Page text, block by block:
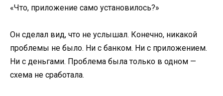
«Что, приложение само установилось?»
Он сделал вид, что не услышал. Конечно, никакой
проблемы не было. Ни с банком. Ни с приложением.
Ни с деньгами. Проблема была только в одном —
схема не сработала.